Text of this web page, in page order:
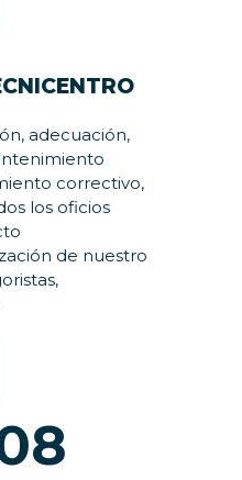
adecuación,
correctivo,
los oficios
de nuestro